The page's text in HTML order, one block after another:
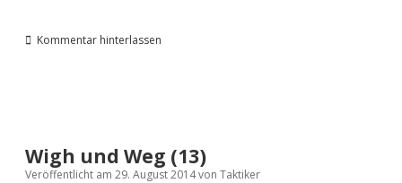
Kommentar hinterlassen
Wigh und Weg (13)
Veröffentlicht am 29. August 2014von Taktiker